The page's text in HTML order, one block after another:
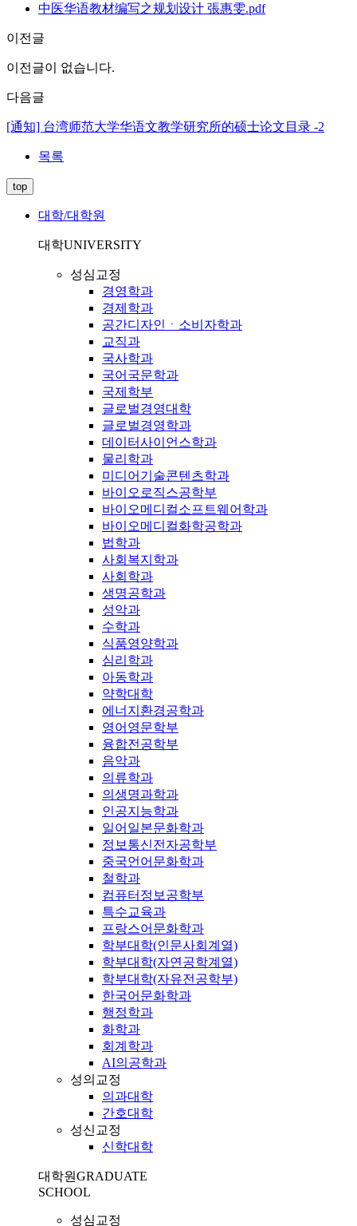
中医华语教材编写之规划设计 張惠雯.pdf
이전글
이전글이 없습니다.
다음글
[通知] 台湾师范大学华语文教学研究所的硕士论文目录 -2
목록
top
대학/대학원
대학UNIVERSITY
성심교정
경영학과
경제학과
공간디자인ㆍ소비자학과
교직과
국사학과
국어국문학과
국제학부
글로벌경영대학
글로벌경영학과
데이터사이언스학과
물리학과
미디어기술콘텐츠학과
바이오로직스공학부
바이오메디컬소프트웨어학과
바이오메디컬화학공학과
법학과
사회복지학과
사회학과
생명공학과
성악과
수학과
식품영양학과
심리학과
아동학과
약학대학
에너지환경공학과
영어영문학부
융합전공학부
음악과
의류학과
의생명과학과
인공지능학과
일어일본문화학과
정보통신전자공학부
중국언어문화학과
철학과
컴퓨터정보공학부
특수교육과
프랑스어문화학과
학부대학(인문사회계열)
학부대학(자연공학계열)
학부대학(자유전공학부)
한국어문화학과
행정학과
화학과
회계학과
AI의공학과
성의교정
의과대학
간호대학
성신교정
신학대학
대학원GRADUATE
SCHOOL
성심교정